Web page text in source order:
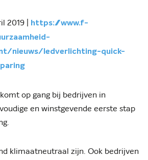
2019 |
https://www.f-
nieuws/ledverlichting-quick-
op gang bij bedrijven in
en winstgevende eerste stap
klimaatneutraal zijn. Ook bedrijven